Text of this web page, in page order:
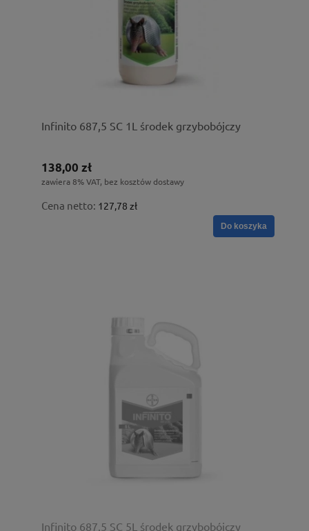
Infinito 687,5 SC 1L środek grzybobójczy
138,00 zł
zawiera 8% VAT, bez kosztów dostawy
Cena netto: 127,78 zł
Do koszyka
Infinito 687,5 SC 5L środek grzybobójczy